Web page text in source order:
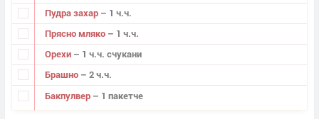
Пудра захар – 1 ч.ч.
Прясно мляко – 1 ч.ч.
Орехи – 1 ч.ч. счукани
Брашно – 2 ч.ч.
Бакпулвер – 1 пакетче